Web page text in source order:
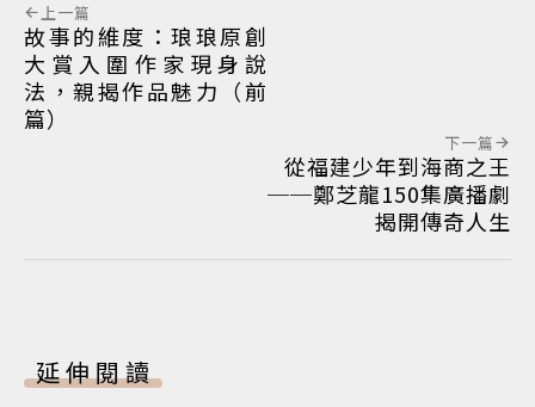
上一篇
故事的維度：琅琅原創
大賞入圍作家現身說
法，親揭作品魅力（前
篇）
下一篇
從福建少年到海商之王
──鄭芝龍150集廣播劇
揭開傳奇人生
延伸閱讀